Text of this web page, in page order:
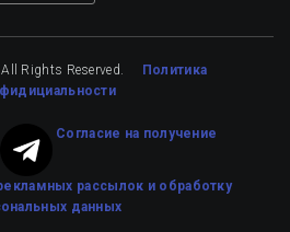
Rights Reserved.
Политика
Cогласие на получение
рассылок и обработку
данных